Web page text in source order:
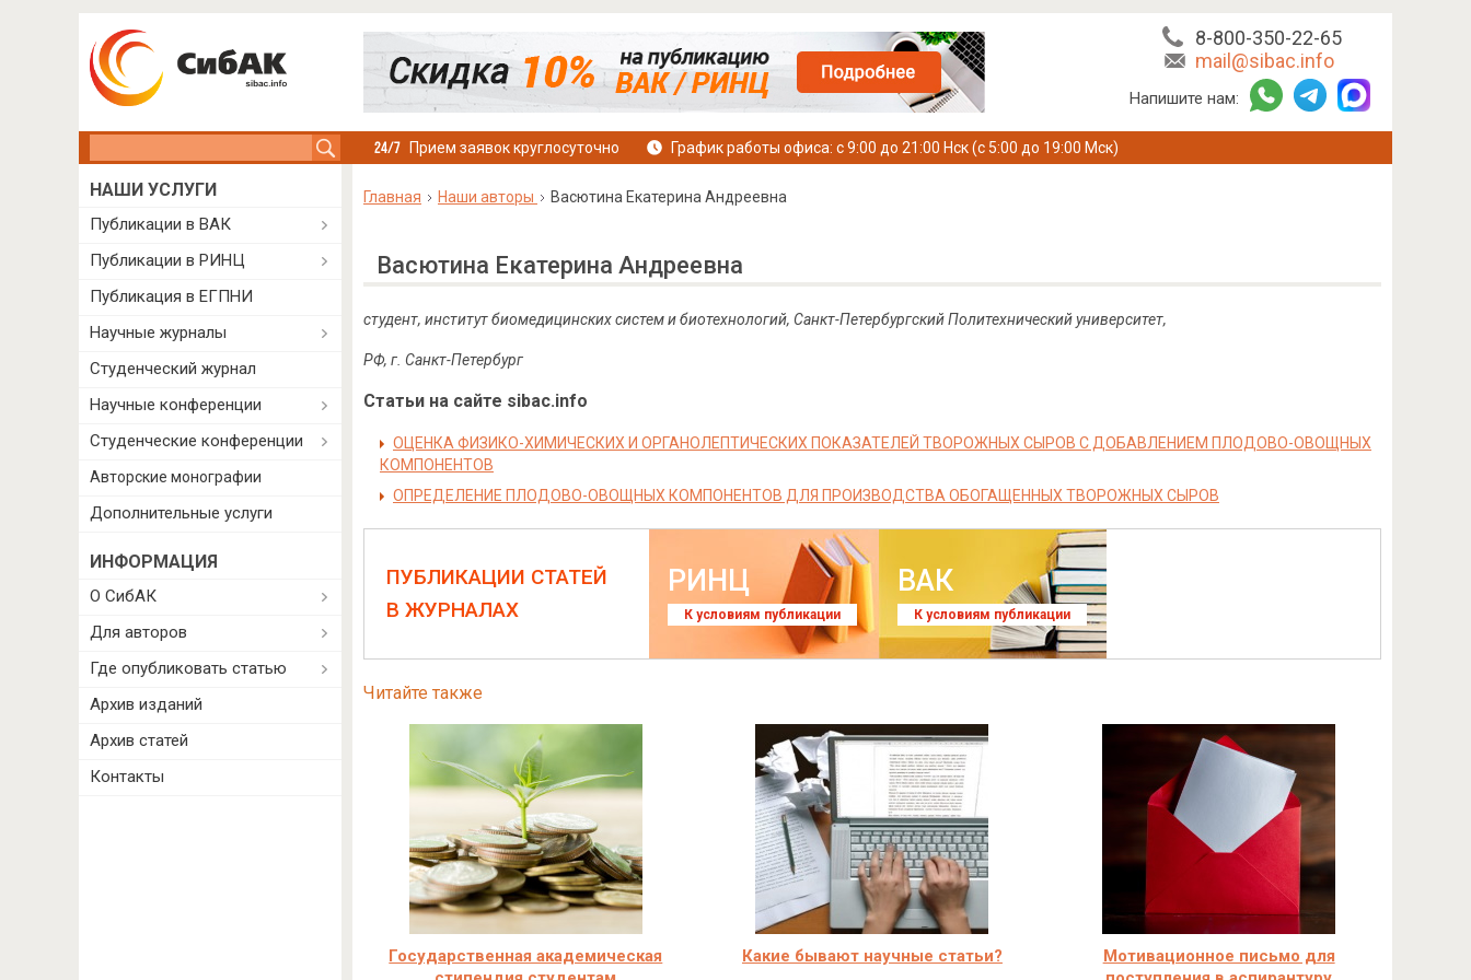
8-800-350-22-65
mail@sibac.info
Напишите нам:
Прием заявок круглосуточно График работы офиса: с 9:00 до 21:00 Нск (с 5:00 до 19:00 Мск)
Главная Наши авторы Васютина Екатерина Андреевна
Васютина Екатерина Андреевна
студент, институт биомедицинских систем и биотехнологий, Санкт-Петербургский Политехнический университет,
РФ, г. Санкт-Петербург
Статьи на сайте sibac.info
ОЦЕНКА ФИЗИКО-ХИМИЧЕСКИХ И ОРГАНОЛЕПТИЧЕСКИХ ПОКАЗАТЕЛЕЙ ТВОРОЖНЫХ СЫРОВ С ДОБАВЛЕНИЕМ ПЛОДОВО-ОВОЩНЫХ
КОМПОНЕНТОВ
ОПРЕДЕЛЕНИЕ ПЛОДОВО-ОВОЩНЫХ КОМПОНЕНТОВ ДЛЯ ПРОИЗВОДСТВА ОБОГАЩЕННЫХ ТВОРОЖНЫХ СЫРОВ
ПУБЛИКАЦИИ СТАТЕЙ
В ЖУРНАЛАХ
РИНЦ
К условиям публикации
ВАК
К условиям публикации
Читайте также
Государственная академическая
Какие бывают научные статьи?
Мотивационное письмо для
НАШИ УСЛУГИ
Публикации в ВАК
Публикации в РИНЦ
Публикация в ЕГПНИ
Научные журналы
Студенческий журнал
Научные конференции
Студенческие конференции
Авторские монографии
Дополнительные услуги
ИНФОРМАЦИЯ
О СибАК
Для авторов
Где опубликовать статью
Архив изданий
Архив статей
Контакты